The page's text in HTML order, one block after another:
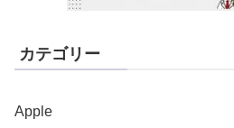
カテゴリー
Apple